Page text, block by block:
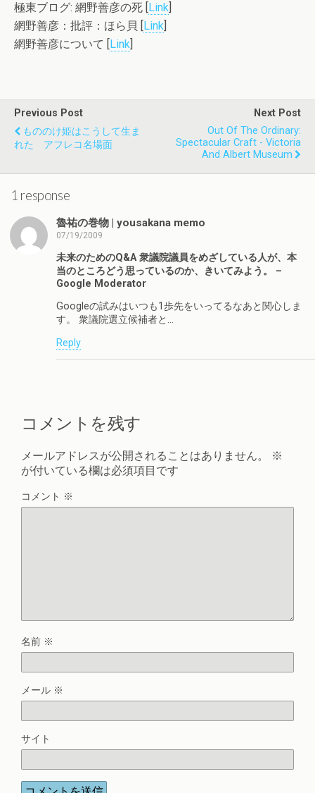
極東ブログ: 網野善彦の死 [Link]
網野善彦：批評：ほら貝 [Link]
網野善彦について [Link]
Previous Post
もののけ姫はこうして生ま
れた アフレコ名場面
Next Post
Out Of The Ordinary:
Spectacular Craft - Victoria
And Albert Museum
1 response
魯祐の巻物 | yousakana memo
07/19/2009
未来のためのQ&A 衆議院議員をめざしている人が、本
当のところどう思っているのか、きいてみよう。 –
Google Moderator
Googleの試みはいつも1歩先をいってるなあと関心しま
す。 衆議院選立候補者と…
Reply
コメントを残す
メールアドレスが公開されることはありません。
※
が付いている欄は必須項目です
コメント ※
名前 ※
メール ※
サイト